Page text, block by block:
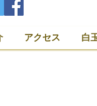
アクセス 白